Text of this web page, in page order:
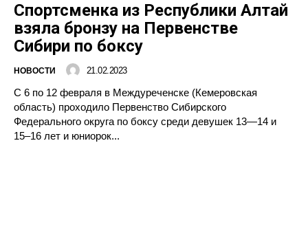
Спортсменка из Республики Алтай
взяла бронзу на Первенстве
Сибири по боксу
НОВОСТИ 21.02.2023
С 6 по 12 февраля в Междуреченске (Кемеровская
область) проходило Первенство Сибирского
Федерального округа по боксу среди девушек 13—14 и
15–16 лет и юниорок...